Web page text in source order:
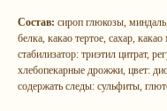
Состав: сироп глюкозы,
белка, какао тертое, сахар,
стабилизатор: триэтил цитрат,
хлебопекарные дрожжи, цвет:
содержать следы: сульфиты,